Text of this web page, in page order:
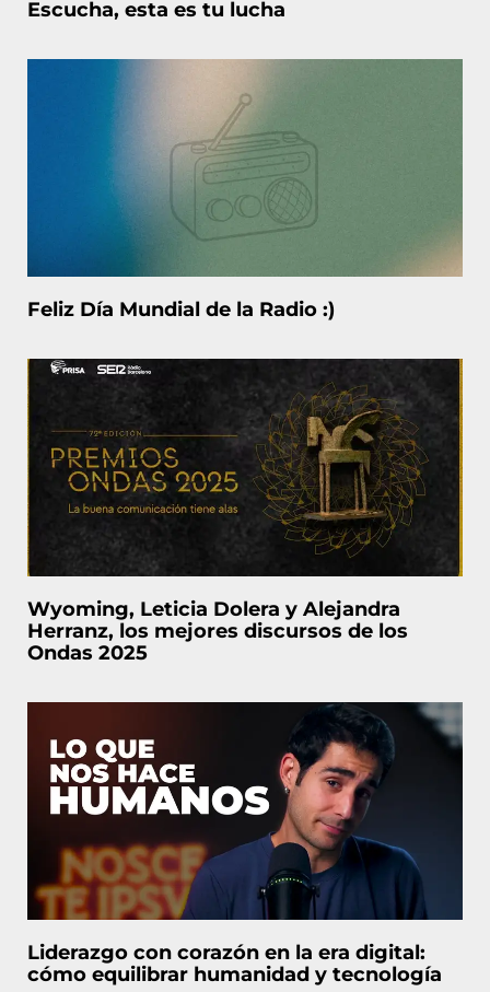
Escucha, esta es tu lucha
Feliz Día Mundial de la Radio :)
Wyoming, Leticia Dolera y Alejandra
Herranz, los mejores discursos de los
Ondas 2025
Liderazgo con corazón en la era digital:
cómo equilibrar humanidad y tecnología